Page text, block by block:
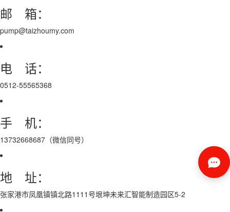
邮 箱：
pump@taizhoumy.com
电 话：
0512-55565368
手 机：
13732668687（微信同号）
地 址：
张家港市凤凰镇镇北路1111号垠坤未来汇智能制造园区5-2